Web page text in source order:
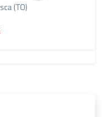
(TO)